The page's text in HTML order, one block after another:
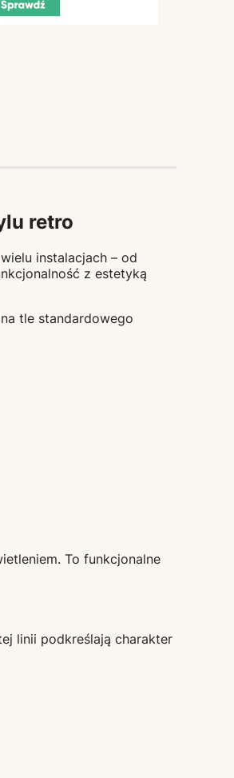
retro
instalacjach – od
z estetyką
tle standardowego
To funkcjonalne
linii podkreślają charakter